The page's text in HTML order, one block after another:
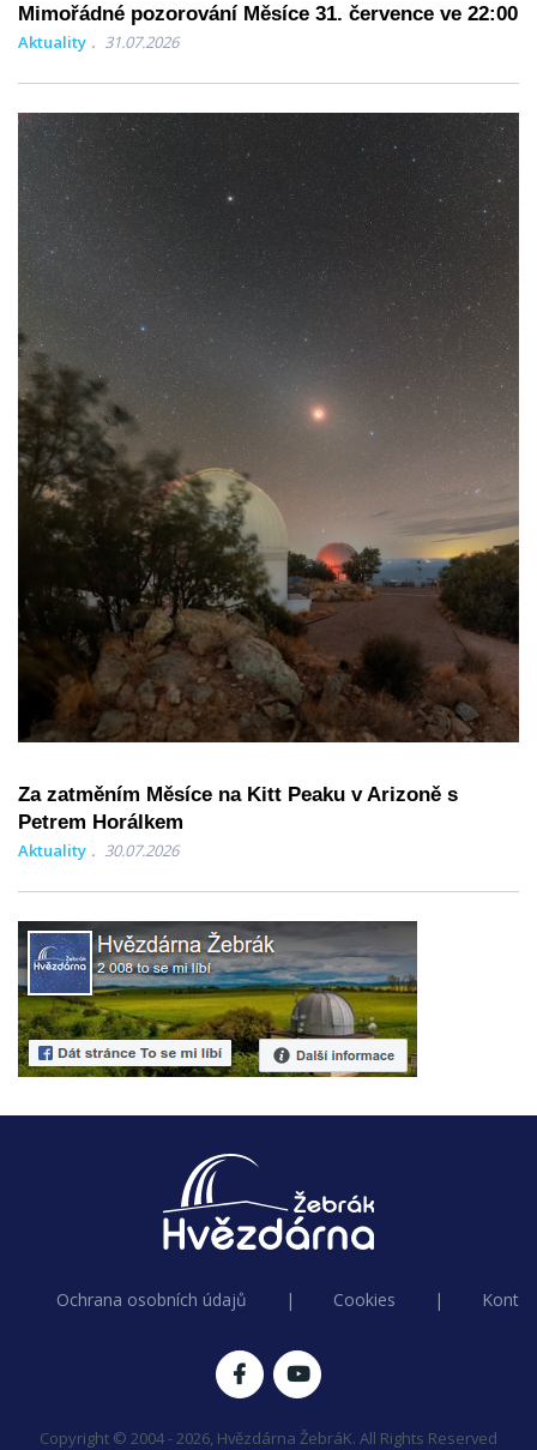
Mimořádné pozorování Měsíce 31. července ve 22:00
Aktuality 31.07.2026
Za zatměním Měsíce na Kitt Peaku v Arizoně s
Petrem Horálkem
Aktuality 30.07.2026
Ochrana osobních údajů | Cookies |
Copyright © 2004 - 2026, Hvězdárna ŽebráK. All Rights Reserved